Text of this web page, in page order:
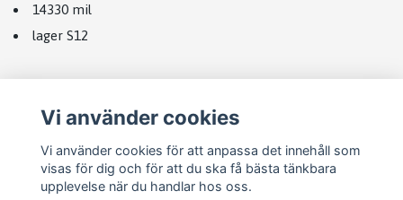
14330 mil
lager S12
Vi använder cookies
Vi använder cookies för att anpassa det innehåll som
visas för dig och för att du ska få bästa tänkbara
upplevelse när du handlar hos oss.